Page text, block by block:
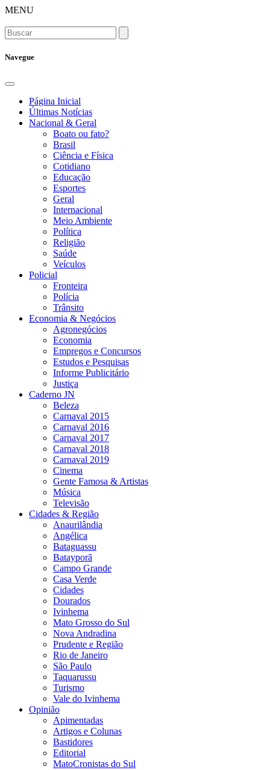
MENU
Navegue
Página Inicial
Últimas Notícias
Nacional & Geral
Boato ou fato?
Brasil
Ciência e Física
Cotidiano
Educação
Esportes
Geral
Internacional
Meio Ambiente
Política
Religião
Saúde
Veículos
Policial
Fronteira
Polícia
Trânsito
Economia & Negócios
Agronegócios
Economia
Empregos e Concursos
Estudos e Pesquisas
Informe Publicitário
Justiça
Caderno JN
Beleza
Carnaval 2015
Carnaval 2016
Carnaval 2017
Carnaval 2018
Carnaval 2019
Cinema
Gente Famosa & Artistas
Música
Televisão
Cidades & Região
Anaurilândia
Angélica
Bataguassu
Batayporã
Campo Grande
Casa Verde
Cidades
Dourados
Ivinhema
Mato Grosso do Sul
Nova Andradina
Prudente e Região
Rio de Janeiro
São Paulo
Taquarussu
Turismo
Vale do Ivinhema
Opinião
Apimentadas
Artigos e Colunas
Bastidores
Editorial
MatoCronistas do Sul